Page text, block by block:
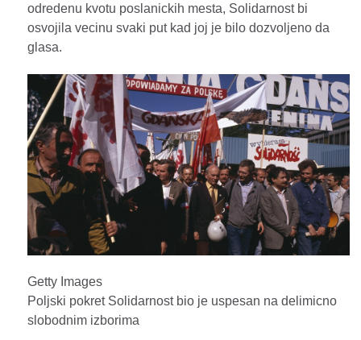
odredenu kvotu poslanickih mesta, Solidarnost bi
osvojila vecinu svaki put kad joj je bilo dozvoljeno da
glasa.
Getty Images
Poljski pokret Solidarnost bio je uspesan na delimicno
slobodnim izborima